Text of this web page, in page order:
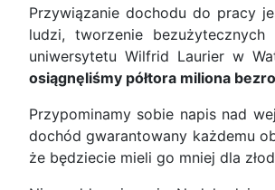
Przywiązanie dochodu do pracy
ludzi, tworzenie bezużytecznych
uniwersytetu Wilfrid Laurier w
osiągnęliśmy półtora miliona
Przypominamy sobie napis nad
dochód gwarantowany każdemu
że będziecie mieli go mniej dla